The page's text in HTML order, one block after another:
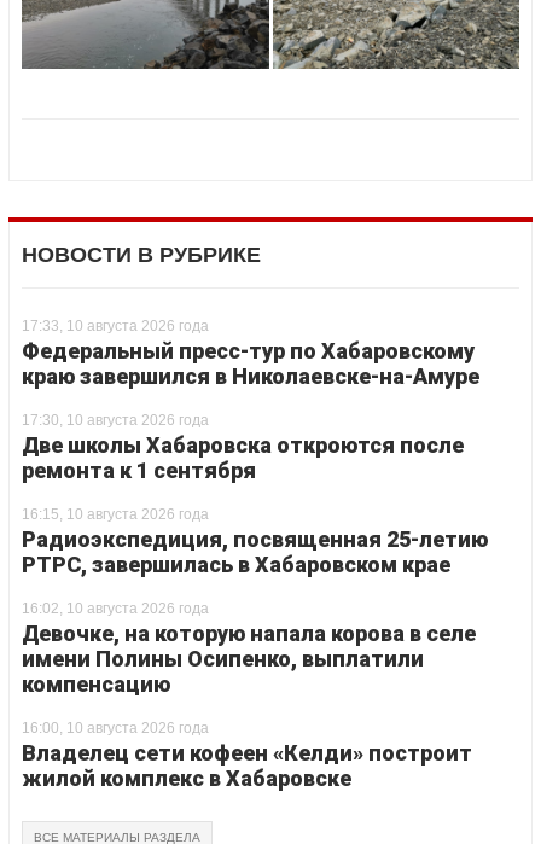
НОВОСТИ В РУБРИКЕ
17:33, 10 августа 2026 года
Федеральный пресс-тур по Хабаровскому
краю завершился в Николаевске-на-Амуре
17:30, 10 августа 2026 года
Две школы Хабаровска откроются после
ремонта к 1 сентября
16:15, 10 августа 2026 года
Радиоэкспедиция, посвященная 25-летию
РТРС, завершилась в Хабаровском крае
16:02, 10 августа 2026 года
Девочке, на которую напала корова в селе
имени Полины Осипенко, выплатили
компенсацию
16:00, 10 августа 2026 года
Владелец сети кофеен «Келди» построит
жилой комплекс в Хабаровске
ВСЕ МАТЕРИАЛЫ РАЗДЕЛА